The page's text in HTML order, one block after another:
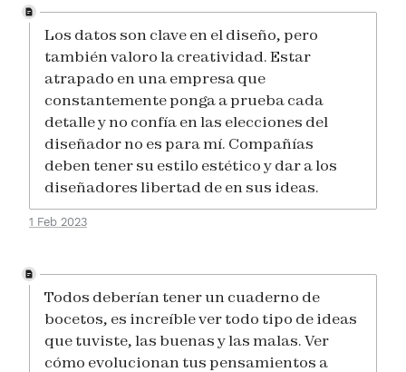
Los datos son clave en el diseño, pero
también valoro la creatividad. Estar
atrapado en una empresa que
constantemente ponga a prueba cada
detalle y no confía en las elecciones del
diseñador no es para mí. Compañías
deben tener su estilo estético y dar a los
diseñadores libertad de en sus ideas.
1 Feb 2023
Todos deberían tener un cuaderno de
bocetos, es increíble ver todo tipo de ideas
que tuviste, las buenas y las malas. Ver
cómo evolucionan tus pensamientos a